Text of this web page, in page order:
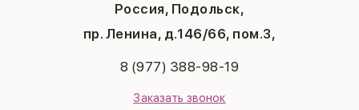
Россия, Подольск,
пр. Ленина, д.146/66, пом.3,
8 (977) 388-98-19
Заказать звонок
Последний звонок